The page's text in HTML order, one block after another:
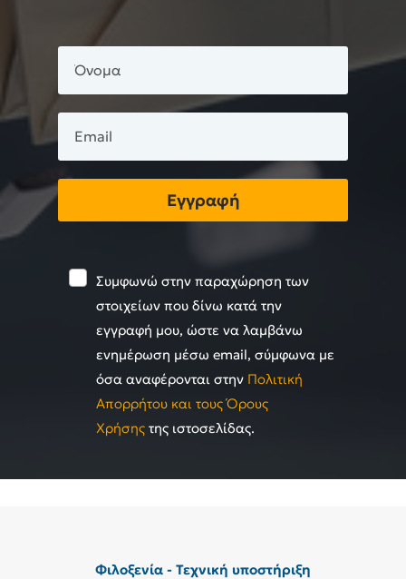
Εγγραφή
Συμφωνώ στην παραχώρηση των
στοιχείων που δίνω κατά την
εγγραφή μου, ώστε να λαμβάνω
ενημέρωση μέσω email, σύμφωνα με
όσα αναφέρονται στην Πολιτική
Απορρήτου και τους Όρους
Χρήσης της ιστοσελίδας.
Φιλοξενία - Τεχνική υποστήριξη